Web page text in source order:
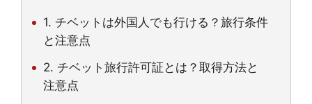
1. チベットは外国人でも行ける？旅行条件
と注意点
2. チベット旅行許可証とは？取得方法と
注意点